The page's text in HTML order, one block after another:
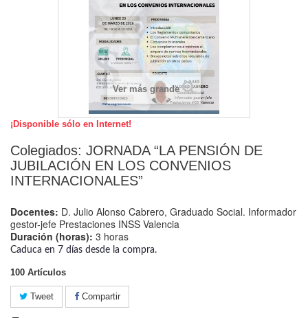
Ver más grande
¡Disponible sólo en Internet!
Colegiados: JORNADA “LA PENSIÓN DE
JUBILACIÓN EN LOS CONVENIOS
INTERNACIONALES”
Docentes: D. Julio Alonso Cabrero, Graduado Social. Informador
gestor-jefe Prestaciones INSS Valencia
Duración (horas): 3 horas
Caduca en 7 días desde la compra.
100 Artículos
Tweet Compartir